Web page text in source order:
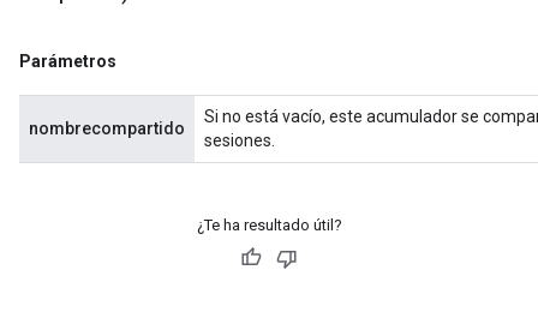
Parámetros
nombrecompartido
Si no está vacío, este acumulador se
sesiones.
¿Te ha resultado útil?